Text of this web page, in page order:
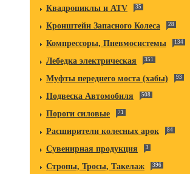
Квадроциклы и ATV 35
Кронштейн Запасного Колеса 28
Компрессоры, Пневмосистемы 134
Лебедка электрическая 351
Муфты переднего моста (хабы) 93
Подвеска Автомобиля 508
Пороги силовые 71
Расширители колесных арок 84
Сувенирная продукция 3
Стропы, Тросы, Такелаж 396